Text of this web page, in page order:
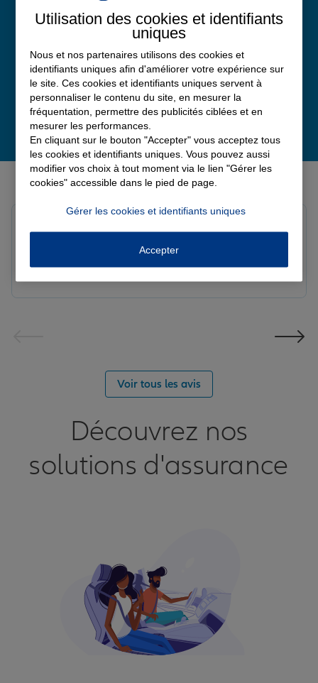
Avis Google
Derniers avis de nos agences Allianz
Note de 5 sur 5
Le 08/08/2026 - Agence PAVILLY
Bon suivi de mon sinistre, merci
Voir tous les avis
Découvrez nos
solutions d'assurance
Utilisation des cookies et identifiants
uniques
Nous et nos partenaires utilisons des cookies et
identifiants uniques afin d'améliorer votre expérience sur
le site. Ces cookies et identifiants uniques servent à
personnaliser le contenu du site, en mesurer la
fréquentation, permettre des publicités ciblées et en
mesurer les performances.
En cliquant sur le bouton "Accepter" vous acceptez tous
les cookies et identifiants uniques. Vous pouvez aussi
modifier vos choix à tout moment via le lien "Gérer les
cookies" accessible dans le pied de page.
Gérer les cookies et identifiants uniques
Accepter